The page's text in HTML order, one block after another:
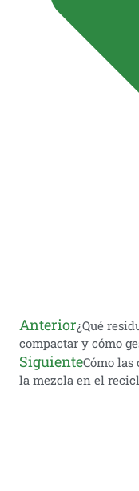
Anterior¿Qué
compactar y cómo
SiguienteCómo las
la mezcla en el